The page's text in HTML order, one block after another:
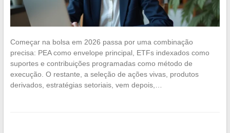
Começar na bolsa em 2026 passa por uma combinação
precisa: PEA como envelope principal, ETFs indexados como
suportes e contribuições programadas como método de
execução. O restante, a seleção de ações vivas, produtos
derivados, estratégias setoriais, vem depois,…